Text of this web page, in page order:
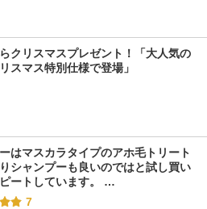
シュウ ウエムラ
クリスマスプレゼント！「大人気の
スマス特別仕様で登場」
はマスカラタイプのアホ毛トリート
シャンプーも良いのではと試し買い
ートしています。 …
7